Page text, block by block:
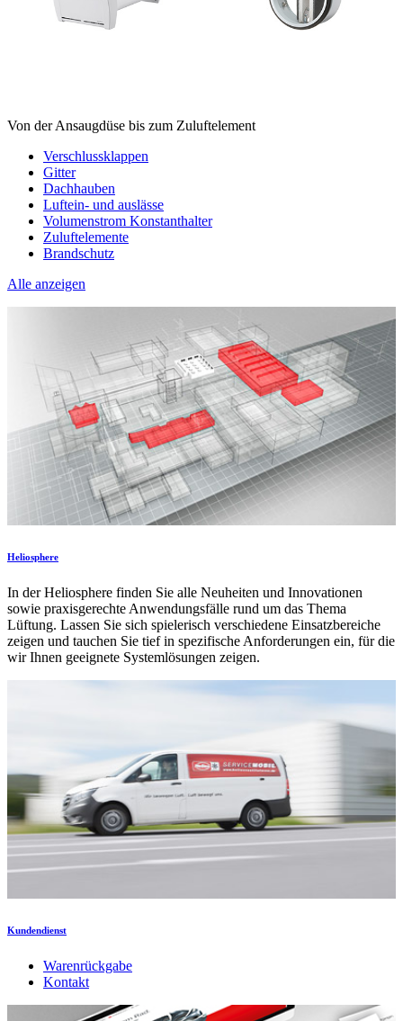
Von der Ansaugdüse bis zum Zuluftelement
Verschlussklappen
Gitter
Dachhauben
Luftein- und auslässe
Volumenstrom Konstanthalter
Zuluftelemente
Brandschutz
Alle anzeigen
Heliosphere
In der Heliosphere finden Sie alle Neuheiten und Innovationen
sowie praxisgerechte Anwendungsfälle rund um das Thema
Lüftung. Lassen Sie sich spielerisch verschiedene Einsatzbereiche
zeigen und tauchen Sie tief in spezifische Anforderungen ein, für die
wir Ihnen geeignete Systemlösungen zeigen.
Kundendienst
Warenrückgabe
Kontakt